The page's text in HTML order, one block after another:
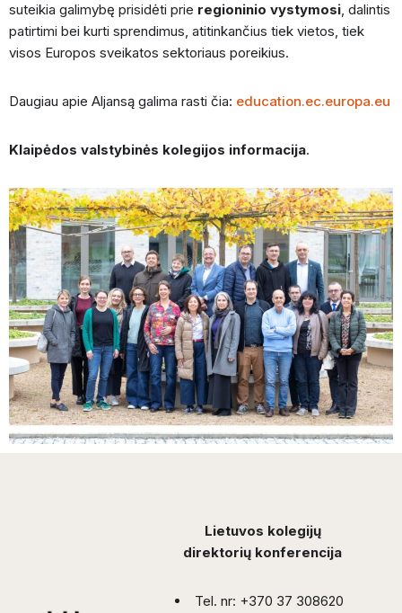
suteikia galimybę prisidėti prie regioninio vystymosi, dalintis
patirtimi bei kurti sprendimus, atitinkančius tiek vietos, tiek
visos Europos sveikatos sektoriaus poreikius.
Daugiau apie Aljansą galima rasti čia: education.ec.europa.eu
Klaipėdos valstybinės kolegijos informacija.
Lietuvos kolegijų
direktorių konferencija
Tel. nr: +370 37 308620